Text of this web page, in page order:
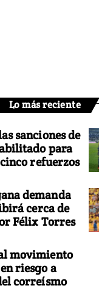
Lo más reciente
sanciones de
para
refuerzos
demanda
cerca de
Félix Torres
movimiento
riesgo a
correísmo